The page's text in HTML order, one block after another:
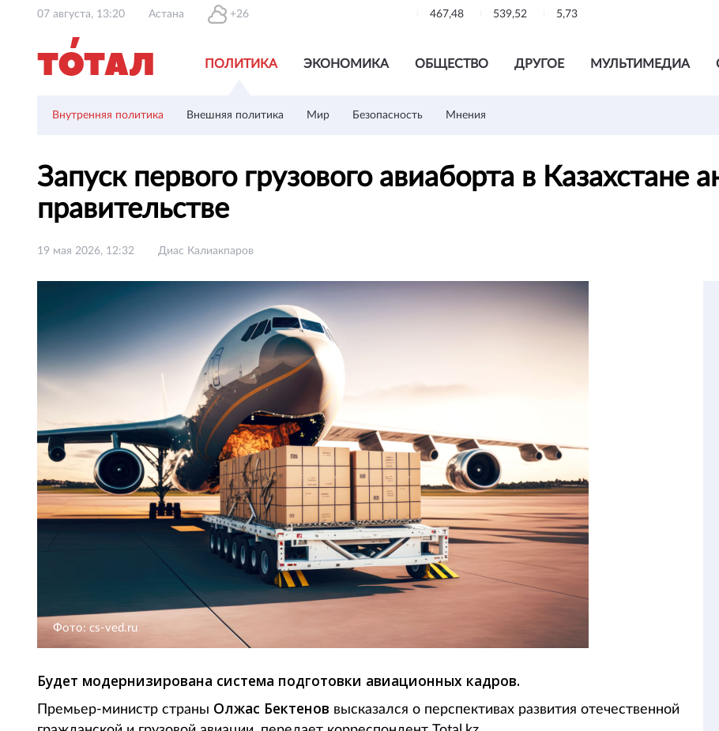
07 августа, 13:20 Астана +26 467,48 539,52 5,73
ПОЛИТИКА ЭКОНОМИКА ОБЩЕСТВО ДРУГОЕ МУЛЬТИМЕДИА
Внутренняя политика Внешняя политика Мир Безопасность Мнения
Запуск первого грузового авиаборта в Казахстане
правительстве
19 мая 2026, 12:32 Диас Калиакпаров
Фото: cs-ved.ru
Будет модернизирована система подготовки авиационных кадров.
Премьер-министр страны Олжас Бектенов высказался о перспективах развития отечественной